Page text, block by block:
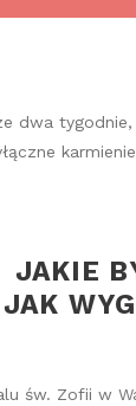
dwa
JAKIE
św. Zofii w